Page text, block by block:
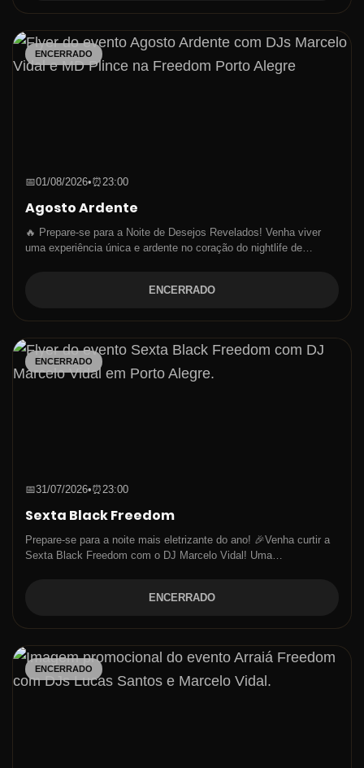
ENCERRADO
📅01/08/2026•⏰23:00
Agosto Ardente
🔥 Prepare-se para a Noite de Desejos Revelados! Venha viver
uma experiência única e ardente no coração do nightlife de…
ENCERRADO
ENCERRADO
📅31/07/2026•⏰23:00
Sexta Black Freedom
Prepare-se para a noite mais eletrizante do ano! 🎉Venha curtir a
Sexta Black Freedom com o DJ Marcelo Vidal! Uma…
ENCERRADO
ENCERRADO